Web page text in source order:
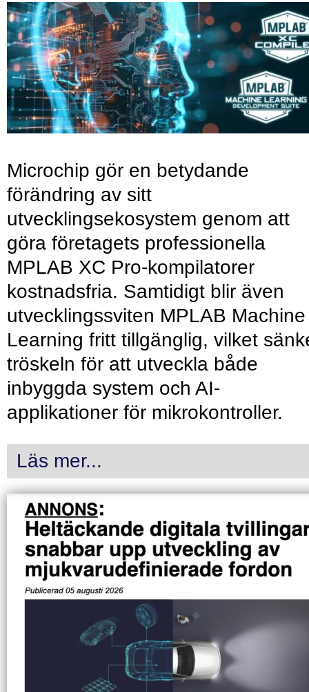
Microchip gör en betydande
förändring av sitt
utvecklingsekosystem genom att
göra företagets professionella
MPLAB XC Pro-kompilatorer
kostnadsfria. Samtidigt blir även
utvecklingssviten MPLAB Machine
Learning fritt tillgänglig, vilket
tröskeln för att utveckla både
inbyggda system och AI-
applikationer för mikrokontroller.
Läs mer...